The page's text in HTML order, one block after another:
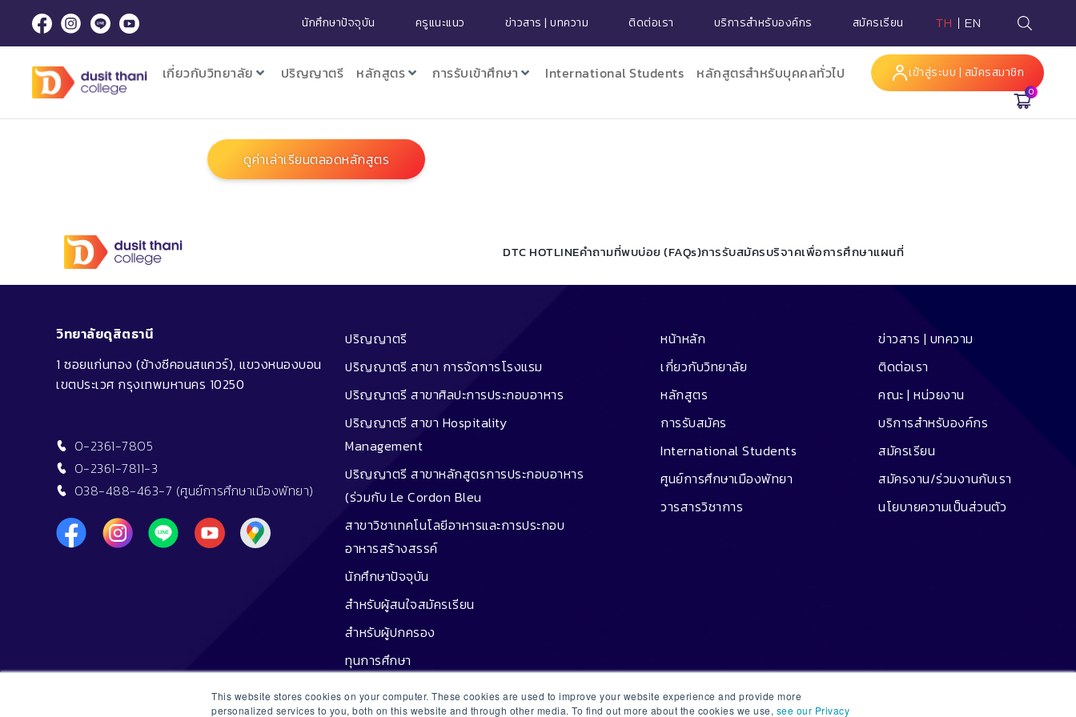
This website stores cookies on your computer. These cookies are used to improve your website experience and provide more
personalized services to you, both on this website and through other media. To find out more about the cookies we use, see our Privacy
นักศึกษาปัจจุบัน ครูแนะแนว ข่าวสาร | บทความ ติดต่อเรา บริการสำหรับองค์กร สมัครเรียน TH EN
เกี่ยวกับวิทยาลัย ปริญญาตรี หลักสูตร การรับเข้าศึกษา International Students หลักสูตรสำหรับบุคคลทั่วไป เข้าสู่ระบบ | สมัครสมาชิก
0
ดูค่าเล่าเรียนตลอดหลักสูตร
DTC HOTLINEคำถามที่พบบ่อย (FAQs)การรับสมัครบริจาคเพื่อการศึกษาแผนที่
วิทยาลัยดุสิตธานี
1 ซอยแก่นทอง (ข้างซีคอนสแควร์), แขวงหนองบอน
เขตประเวศ กรุงเทพมหานคร 10250
0-2361-7805
0-2361-7811-3
038-488-463-7 (ศูนย์การศึกษาเมืองพัทยา)
ปริญญาตรี
ปริญญาตรี สาขา การจัดการโรงแรม
ปริญญาตรี สาขาศิลปะการประกอบอาหาร
ปริญญาตรี สาขา Hospitality
Management
ปริญญาตรี สาขาหลักสูตรการประกอบอาหาร
(ร่วมกับ Le Cordon Bleu
สาขาวิชาเทคโนโลยีอาหารและการประกอบ
อาหารสร้างสรรค์
หน้าหลัก
เกี่ยวกับวิทยาลัย
หลักสูตร
การรับสมัคร
International Students
ศูนย์การศึกษาเมืองพัทยา
วารสารวิชาการ
ข่าวสาร | บทความ
ติดต่อเรา
คณะ | หน่วยงาน
บริการสำหรับองค์กร
สมัครเรียน
สมัครงาน/ร่วมงานกับเรา
นโยบายความเป็นส่วนตัว
นักศึกษาปัจจุบัน
สำหรับผู้สนใจสมัครเรียน
สำหรับผู้ปกครอง
ทุนการศึกษา